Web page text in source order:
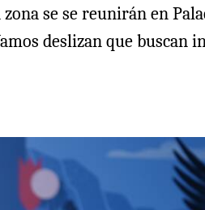
se se reunirán en
deslizan que buscan